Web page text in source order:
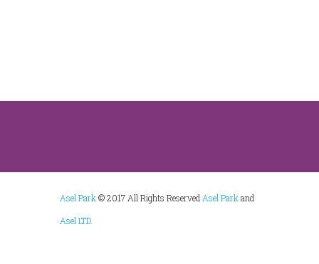
Asel Park© 2017 All Rights ReservedAsel Parkand
Asel LTD.